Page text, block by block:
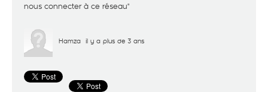
nous connecter à ce réseau"
Hamza il y a plus de 3 ans